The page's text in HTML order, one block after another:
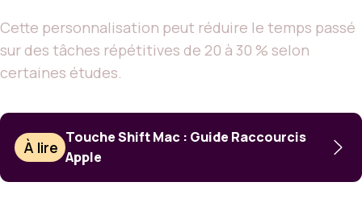
Cette personnalisation peut réduire le temps passé
sur des tâches répétitives de 20 à 30 % selon
certaines études.
À lire
Touche Shift Mac : Guide Raccourcis
Apple